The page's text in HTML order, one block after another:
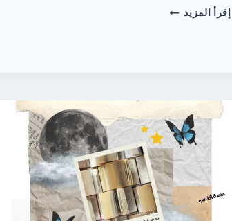
إقرأ المزيد افضل
دقائق